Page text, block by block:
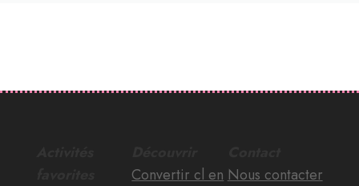
Convertir cl en Nous contacter